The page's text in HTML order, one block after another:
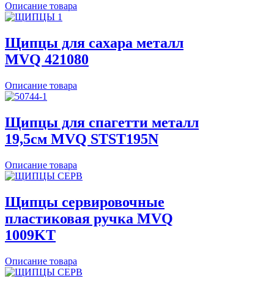
Описание товара
Щипцы для сахара металл
MVQ 421080
Описание товара
Щипцы для спагетти металл
19,5см MVQ STST195N
Описание товара
Щипцы сервировочные
пластиковая ручка MVQ
1009KT
Описание товара